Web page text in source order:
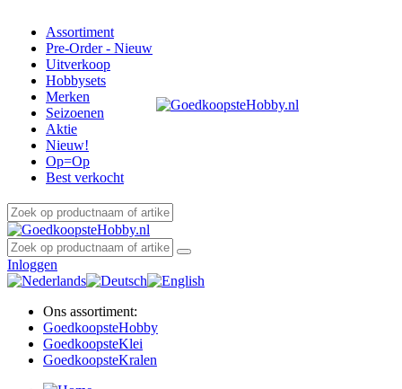
Assortiment
Pre-Order - Nieuw
Uitverkoop
Hobbysets
Merken
Seizoenen
Aktie
Nieuw!
Op=Op
Best verkocht
Inloggen
Ons assortiment:
GoedkoopsteHobby
GoedkoopsteKlei
GoedkoopsteKralen